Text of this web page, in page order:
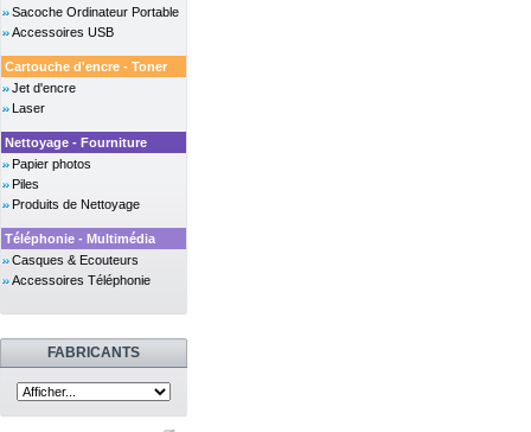
Sacoche Ordinateur Portable
Accessoires USB
Cartouche d'encre - Toner
Jet d'encre
Laser
Nettoyage - Fourniture
Papier photos
Piles
Produits de Nettoyage
Téléphonie - Multimédia
Casques & Ecouteurs
Accessoires Téléphonie
FABRICANTS